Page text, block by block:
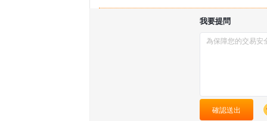
我要提問
確認送出